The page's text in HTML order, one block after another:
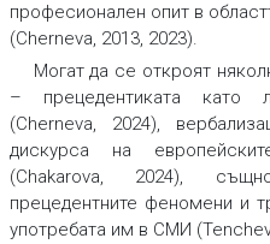
професионален опит в
(Cherneva, 2013, 2023).
Могат да се откроят
– прецедентиката като
(Cherneva, 2024),
дискурса на
(Chakarova, 2024),
прецедентните феномени и
употребата им в СМИ